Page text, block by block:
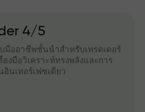
4/5
มืออาชีพชั้นนำสำหรับเทรดเดอร์
องมือวิเคราะห์ทรงพลังและการ
อินเทอร์เฟซเดียว